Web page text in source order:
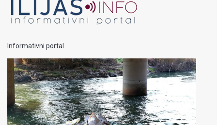
Informativni portal.